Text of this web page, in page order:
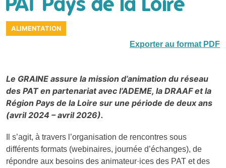
ALIMENTATION
Exporter au format PDF
Le GRAINE assure la mission d’animation du réseau
des PAT en partenariat avec l’ADEME, la DRAAF et la
Région Pays de la Loire sur une période de deux ans
(avril 2024 – avril 2026).
Il s’agit, à travers l’organisation de rencontres sous
différents formats (webinaires, journée d’échanges), de
répondre aux besoins des animateur·ices des PAT et des